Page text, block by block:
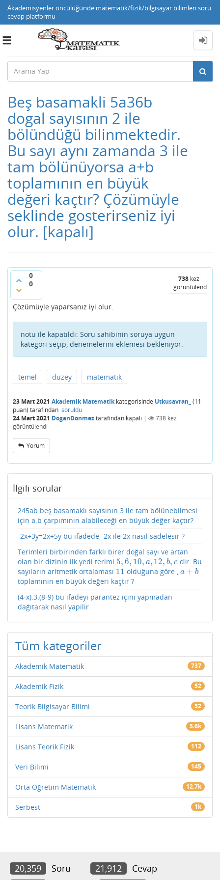
Akademisyenler öncülüğünde matematik/fizik/bilgisayar bilimleri soru
cevap platformu
Toggle
Beş basamakli 5a36b
dogal sayısının 2 ile
bölündüğü bilinmektedir.
Bu sayı aynı zamanda 3 ile
tam bölünüyorsa a+b
toplamının en büyük
değeri kaçtır? Çözümüyle
seklinde gosterirseniz iyi
olur. [kapalı]
0
0
738 kez
görüntülendi
Çözümüyle yaparsanız iyi olur.
notu ile kapatıldı: Soru sahibinin soruya uygun
kategori seçip, denemelerini eklemesi bekleniyor.
temel düzey matematik
23 Mart 2021 Akademik Matematikkategorisinde Utkusavran_ (11
puan) tarafından soruldu
24 Mart 2021 DoganDonmeztarafından kapalı | 738 kez
görüntülendi
Yorum
İlgili sorular
245ab beş basamaklı sayısının 3 ile tam bölünebilmesi
için a.b çarpımının alabileceği en büyük değer kaçtır?
-2x+3y=2x+5y bu ifadede -2x ile 2x nasıl sadelesir ?
Terimleri birbirinden farklı birer doğal sayı ve artan
olan bir dizinin ilk yedi terimi 5, 6, 10, a, 12, b, c
5,6,10,a,12,b,c
dir. Bu
sayıların aritmetik ortalaması 11
11 olduğuna göre ,a + b
a+b
toplamının en büyük değeri kaçtır ?
(4-x).3.(8-9) bu ifadeyi parantez içini yapmadan
dağıtarak nasıl yapilir
Tüm kategoriler
Akademik Matematik 737
Akademik Fizik 52
Teorik Bilgisayar Bilimi 32
Lisans Matematik 5.6k
Lisans Teorik Fizik 112
Veri Bilimi 145
Orta Öğretim Matematik 12.7k
Serbest 1k
20,359 Soru 21,912
Cevap